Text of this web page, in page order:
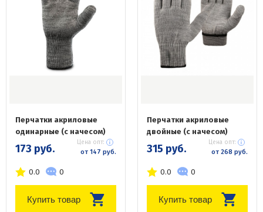
Перчатки акриловые
одинарные (с начесом)
173 руб. Цена опт:
от 147 руб.
0.0 0
Купить товар
Перчатки акриловые
двойные (с начесом)
315 руб. Цена опт:
от 268 руб.
0.0 0
Купить товар